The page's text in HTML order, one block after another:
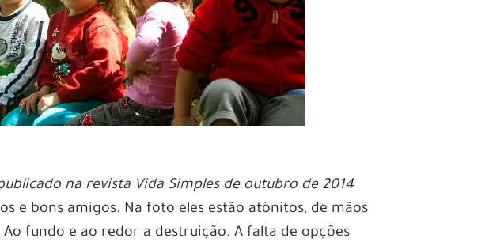
na revista Vida Simples de outubro de 2014
e bons amigos. Na foto eles estão atônitos, de mãos
Ao fundo e ao redor a destruição. A falta de opções